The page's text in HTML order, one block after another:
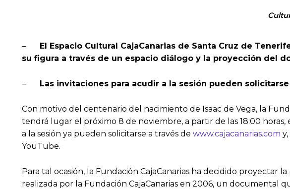
– El Espacio Cultural CajaCanarias de Santa Cruz de
su figura a través de un espacio diálogo y la proyección del
– Las invitaciones para acudir a la sesión pueden
Con motivo del centenario del nacimiento de Isaac de Vega, la
tendrá lugar el próximo 8 de noviembre, a partir de las 18:00 horas,
a la sesión ya pueden solicitarse a través de www.cajacanarias.com
YouTube.
Para tal ocasión, la Fundación CajaCanarias ha decidido proyectar
realizada por la Fundación CajaCanarias en 2006, un documental